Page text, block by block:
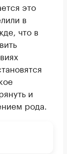
это
в
что в
и
рода.